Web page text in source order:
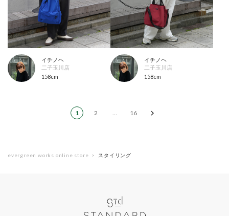
イチノヘ
二子玉川店
158cm
イチノヘ
二子玉川店
158cm
1 2 … 16
evergreen works online store スタイリング